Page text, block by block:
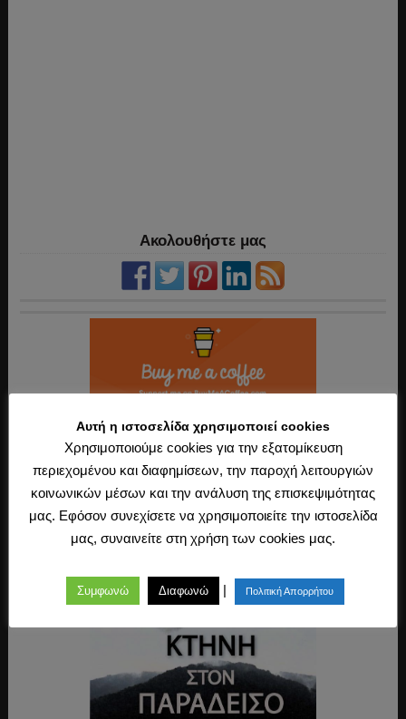
Ακολουθήστε μας
Mεγέθυνση / σμίκρυνση
Αυτή η ιστοσελίδα χρησιμοποιεί cookies
Χρησιμοποιούμε cookies για την εξατομίκευση
περιεχομένου και διαφημίσεων, την παροχή λειτουργιών
κοινωνικών μέσων και την ανάλυση της επισκεψιμότητας
μας. Εφόσον συνεχίσετε να χρησιμοποιείτε την ιστοσελίδα
μας, συναινείτε στη χρήση των cookies μας.
Συμφωνώ Διαφωνώ | Πολιτική Απορρήτου